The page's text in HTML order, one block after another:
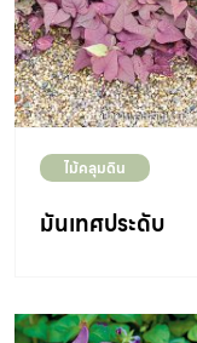
ไม้คลุมดิน
มันเทศประดับ